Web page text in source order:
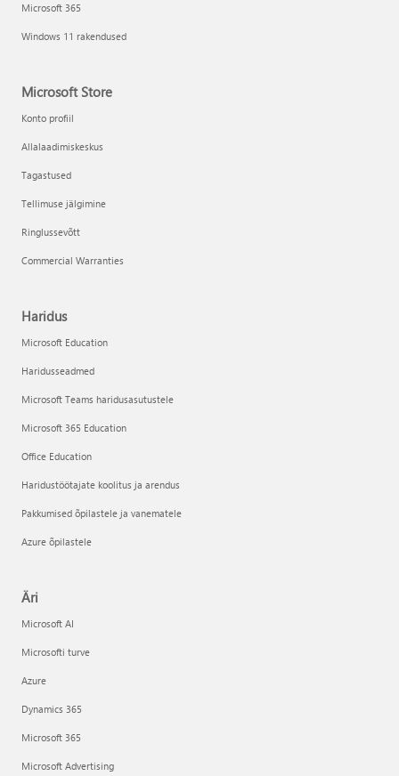
Microsoft 365
Windows 11 rakendused
Microsoft Store
Konto profiil
Allalaadimiskeskus
Tagastused
Tellimuse jälgimine
Ringlussevõtt
Commercial Warranties
Haridus
Microsoft Education
Haridusseadmed
Microsoft Teams haridusasutustele
Microsoft 365 Education
Office Education
Haridustöötajate koolitus ja arendus
Pakkumised õpilastele ja vanematele
Azure õpilastele
Äri
Microsoft AI
Microsofti turve
Azure
Dynamics 365
Microsoft 365
Microsoft Advertising